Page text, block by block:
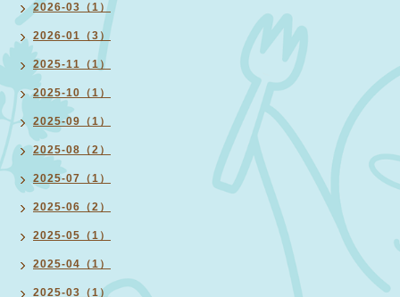
2026-03（1）
2026-01（3）
2025-11（1）
2025-10（1）
2025-09（1）
2025-08（2）
2025-07（1）
2025-06（2）
2025-05（1）
2025-04（1）
2025-03（1）